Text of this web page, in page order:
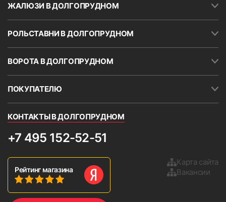
ЖАЛЮЗИ В ДОЛГОПРУДНОМ
РОЛЬСТАВНИ В ДОЛГОПРУДНОМ
ВОРОТА В ДОЛГОПРУДНОМ
ПОКУПАТЕЛЮ
КОНТАКТЫ В ДОЛГОПРУДНОМ
+7 495 152-52-51
Рейтинг магазина
Карта сайта
Вакансии